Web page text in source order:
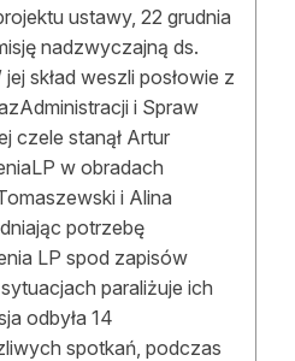
ustawy, 22 grudnia
nadzwyczajną ds.
skład weszli posłowie z
i Spraw
czele stanął Artur
w obradach
i Alina
potrzebę
LP spod zapisów
paraliżuje ich
odbyła 14
spotkań, podczas